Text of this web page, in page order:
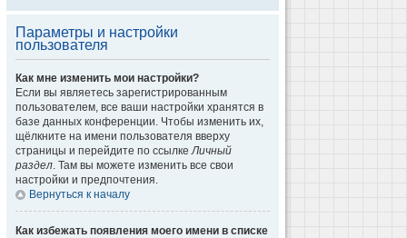
Параметры и настройки
пользователя
Как мне изменить мои настройки?
Если вы являетесь зарегистрированным
пользователем, все ваши настройки хранятся в
базе данных конференции. Чтобы изменить их,
щёлкните на имени пользователя вверху
страницы и перейдите по ссылкеЛичный
раздел. Там вы можете изменить все свои
настройки и предпочтения.
Вернуться к началу
Как избежать появления моего имени в списке